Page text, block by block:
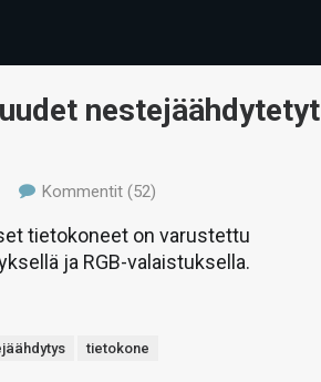
nestejäähdytetyt
Kommentit (52)
tietokoneet on varustettu
ja RGB-valaistuksella.
tietokone